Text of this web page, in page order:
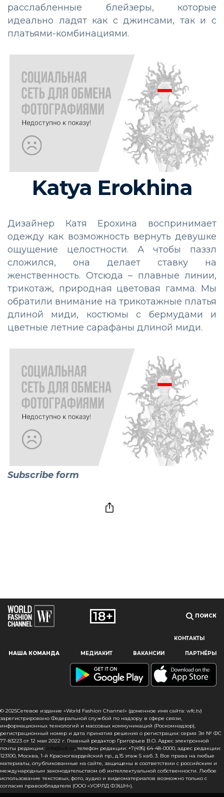
Наш сайт использует файлы cookie и похожие технологии,
чтобы гарантировать максимальное удобство
пользователям, предоставляя персонализированную
информацию, запоминая предпочтения в области
сайта, вы подтверждаете свое согласие на использование
файлов cookie в соответствии с настоящим уведомлением
в отношении данного типа файлов. Если вы не согласны
с тем, чтобы мы использовали данный тип файлов,
то вы должны соответствующим образом установить
настройки вашего браузера или не использовать сайт wfc.tv
расслабленные блейзеры, которые
идеально ладят как с джинсами, так и с
платьями-комбинациями.
Katya Erokhina
Дизайнер Катя Ерохина воспринимает
одежду как возможность вернуть девушке
ощущение целостности. А чтобы паззл
сложился, она делает ставку на
женственность. Отсюда – плавные линии,
трикотаж, природная цветовая гамма. Мы
обратили внимание на трикотажные платья
длиной миди, костюмы с бермудами и
цветные летние сарафаны длиной миди.
Subscribe form
ПОИСК
КОНТАКТЫ
НАША КОМАНДА МЕДИАКИТ ВАКАНСИИ ПАРТНЁРЫ
© 2025Сетевое издание «World Fashion Channel» (доменное имя сайта: wfc.tv)
зарегистрировано Федеральной службой по надзору в сфере связи,
информационных технологий и массовых коммуникаций (Роскомнадзор),
регистрационный номер и дата принятия решения о регистрации: серия Эл № ФС
77-83223 от 12 мая 2022 г. Главный редактор Григорьев В.О. Адрес электронной
почты редакции: info@wfc.tv, телефон редакции: +7(495) 64-48-0000, адрес редакции:
123100, Москва, 1-й Красногвардейский пр., д.15 этаж 5 каб. 3. Все права на любые
материалы, опубликованные на сайте, защищены в соответствии с российским и
международным законодательством об интеллектуальной собственности. Любое
использование текстовых, фото, аудио и видеоматериалов возможно только с
согласия правообладателя (ООО «УОРЛД ФЭШН»).